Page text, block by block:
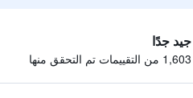
جيد جدًا
1,603 من التقييمات تم التحقق منها